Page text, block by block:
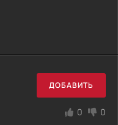
ДОБАВИТЬ
0 0